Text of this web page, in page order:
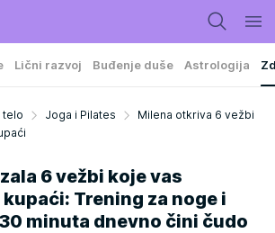
Lični razvoj Buđenje duše Astrologija
telo Joga i Pilates
Milena otkriva 6 vežbi
6 vežbi koje vas
Trening za noge i
minuta dnevno čini čudo